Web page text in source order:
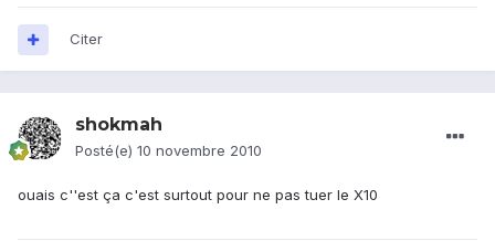
Citer
shokmah
Posté(e) 10 novembre 2010
ouais c''est ça c'est surtout pour ne pas tuer le X10